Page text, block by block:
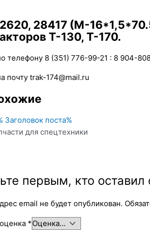
28417 (М-
Т-130, Т-170.
телефону 8 (351) 776-99-21 : 8 904-
почту trak-174@mail.ru
первым, кто
email не будет опубликован.
*
для спецтехники